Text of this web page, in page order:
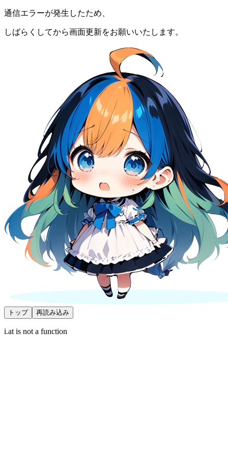
通信エラーが発生したため、
しばらくしてから画面更新をお願いいたします。
トップ 再読み込み
i.at is not a function